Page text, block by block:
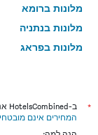
מלונות ברומא
מלונות בנתניה
מלונות בפראג
מלונות בניו יורק
מלונות בבנגקוק
*
ב-HotelsCombined אנחנו תמיד מנסים לקבל ולהציג תמחור מדויק, עם זאת,
המחירים אינם